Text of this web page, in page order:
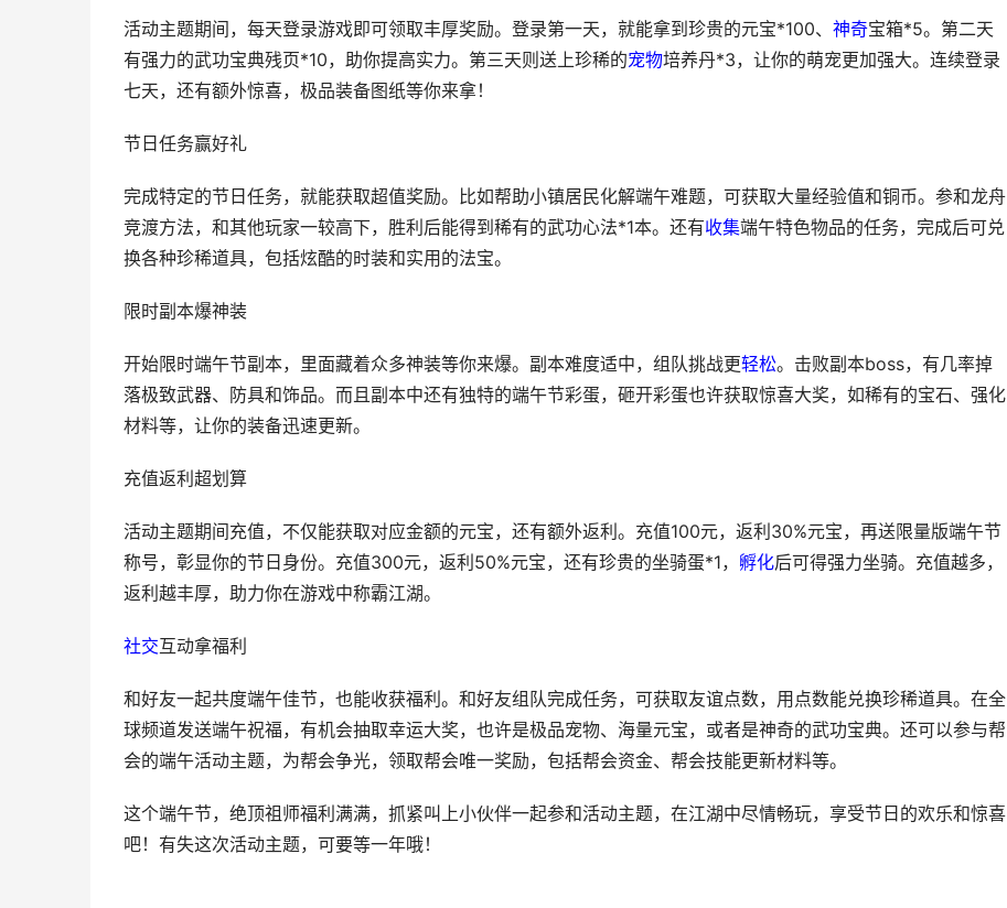
活动主题期间，每天登录游戏即可领取丰厚奖励。登录第一天，就能拿到珍贵的元宝*100、 神奇宝箱*5。第二天
有强力的武功宝典残页*10，助你提高实力。第三天则送上珍稀的宠物培养丹*3，让你的萌宠更加强大。连续登录
七天，还有额外惊喜，极品装备图纸等你来拿！
节日任务赢好礼
完成特定的节日任务，就能获取超值奖励。比如帮助小镇居民化解端午难题，可获取大量经验值和铜币。参和龙舟
竞渡方法，和其他玩家一较高下，胜利后能得到稀有的武功心法*1本。还有收集端午特色物品的任务，完成后可兑
换各种珍稀道具，包括炫酷的时装和实用的法宝。
限时副本爆神装
开始限时端午节副本，里面藏着众多神装等你来爆。副本难度适中，组队挑战更轻松。击败副本boss，有几率掉
落极致武器、防具和饰品。而且副本中还有独特的端午节彩蛋，砸开彩蛋也许获取惊喜大奖，如稀有的宝石、强化
材料等，让你的装备迅速更新。
充值返利超划算
活动主题期间充值，不仅能获取对应金额的元宝，还有额外返利。充值100元，返利30%元宝，再送限量版端午节
称号，彰显你的节日身份。充值300元，返利50%元宝，还有珍贵的坐骑蛋*1， 孵化后可得强力坐骑。充值越多，
返利越丰厚，助力你在游戏中称霸江湖。
社交互动拿福利
和好友一起共度端午佳节，也能收获福利。和好友组队完成任务，可获取友谊点数，用点数能兑换珍稀道具。在全
球频道发送端午祝福，有机会抽取幸运大奖，也许是极品宠物、海量元宝，或者是神奇的武功宝典。还可以参与帮
会的端午活动主题，为帮会争光，领取帮会唯一奖励，包括帮会资金、帮会技能更新材料等。
这个端午节，绝顶祖师福利满满，抓紧叫上小伙伴一起参和活动主题，在江湖中尽情畅玩，享受节日的欢乐和惊喜
吧！有失这次活动主题，可要等一年哦！